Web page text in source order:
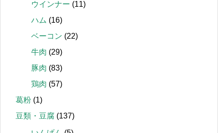
ウインナー (11)
ハム (16)
ベーコン (22)
牛肉 (29)
豚肉 (83)
鶏肉 (57)
葛粉 (1)
豆類・豆腐 (137)